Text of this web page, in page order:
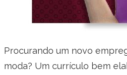
Procurando um novo
moda? Um currículo bem